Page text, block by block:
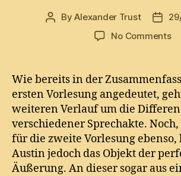
PostByAlexander Trust
Post
date
No Commentson
in
L.
Wie bereits in der
ersten Vorlesung angedeutet,
weiteren Verlauf um die
verschiedener Sprechakte.
für die zweite Vorlesung ebenso,
Austin jedoch das Objekt der
Äußerung. An dieser sogar aus